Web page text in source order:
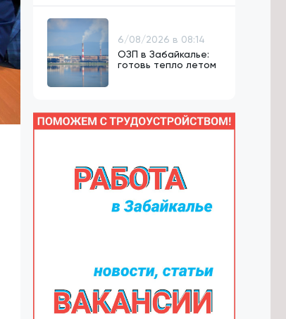
6/08/2026 в 08:14
ОЗП в Забайкалье:
готовь тепло летом